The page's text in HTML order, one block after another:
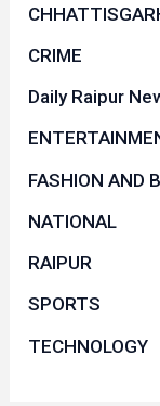
CRIME
Daily Raipur
FASHION AND
NATIONAL
RAIPUR
SPORTS
TECHNOLOGY